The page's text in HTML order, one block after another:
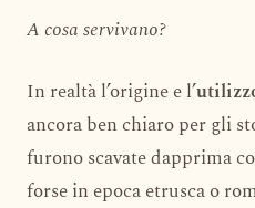
A cosa servivano?
In realtà l’origine e l’
ancora ben chiaro per gli
furono scavate dapprima
forse in epoca etrusca o